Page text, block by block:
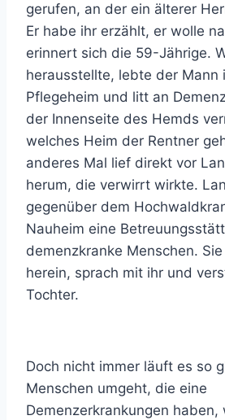
gerufen, an der ein älterer
Er habe ihr erzählt, er wolle
erinnert sich die 59-Jährige.
herausstellte, lebte der Mann
Pflegeheim und litt an
der Innenseite des Hemds
welches Heim der Rentner
anderes Mal lief direkt vor
herum, die verwirrt wirkte.
gegenüber dem
Nauheim eine
demenzkranke Menschen.
herein, sprach mit ihr und
Tochter.
Doch nicht immer läuft es so
Menschen umgeht, die eine
Demenzerkrankungen haben,